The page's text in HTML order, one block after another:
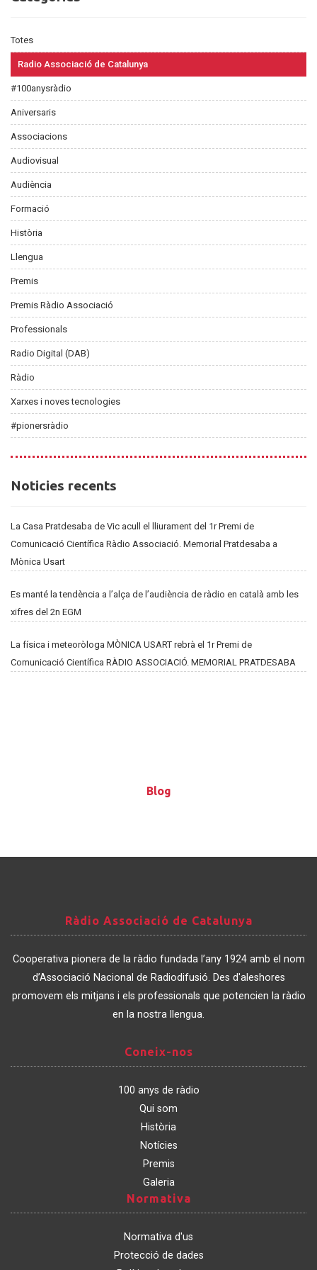
Totes
Radio Associació de Catalunya
#100anysràdio
Aniversaris
Associacions
Audiovisual
Audiència
Formació
Història
Llengua
Premis
Premis Ràdio Associació
Professionals
Radio Digital (DAB)
Ràdio
Xarxes i noves tecnologies
#pionersràdio
Noticies
Noticies recents
La Casa Pratdesaba de Vic acull el lliurament del 1r Premi de
Comunicació Científica Ràdio Associació. Memorial Pratdesaba a
Mònica Usart
Es manté la tendència a l’alça de l’audiència de ràdio en català amb les
xifres del 2n EGM
La física i meteoròloga MÒNICA USART rebrà el 1r Premi de
Comunicació Científica RÀDIO ASSOCIACIÓ. MEMORIAL PRATDESABA
Blog
Blog
Associació
de
Catalunya
Ràdio Associació de Catalunya
Cooperativa pionera de la ràdio fundada l’any 1924 amb el nom
d’Associació Nacional de Radiodifusió. Des d'aleshores
promovem els mitjans i els professionals que potencien la ràdio
en la nostra llengua.
nos
Coneix-nos
100 anys de ràdio
Qui som
Història
Notícies
Premis
Galeria
Normativa
Normativa d'us
Protecció de dades